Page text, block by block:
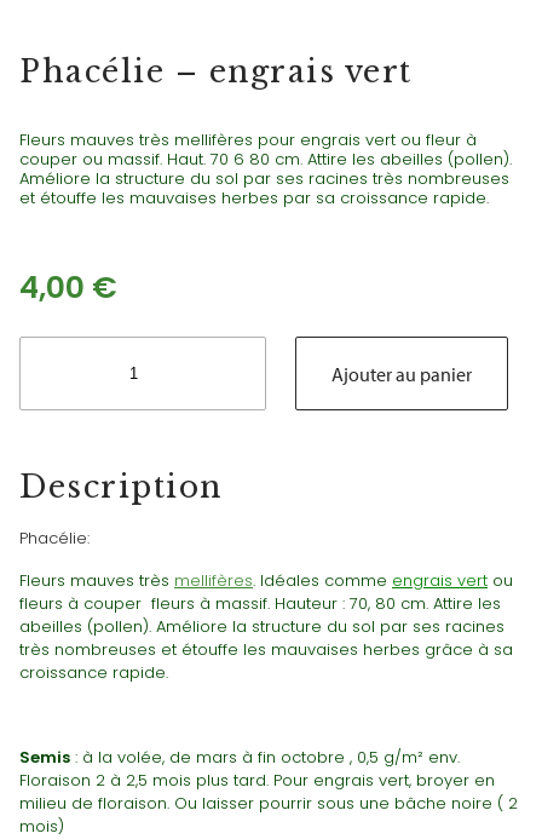
Phacélie – engrais vert
Fleurs mauves très mellifères pour engrais vert ou fleur à
couper ou massif. Haut. 70 6 80 cm. Attire les abeilles (pollen).
Améliore la structure du sol par ses racines très nombreuses
et étouffe les mauvaises herbes par sa croissance rapide.
4,00 €
quantité
-
Ajouter au panier
Description
Phacélie:
Fleurs mauves très mellifères. Idéales comme engrais vert ou
fleurs à couper fleurs à massif. Hauteur : 70, 80 cm. Attire les
abeilles (pollen). Améliore la structure du sol par ses racines
très nombreuses et étouffe les mauvaises herbes grâce à sa
croissance rapide.
Semis : à la volée, de mars à fin octobre , 0,5 g/m² env.
Floraison 2 à 2,5 mois plus tard. Pour engrais vert, broyer en
milieu de floraison. Ou laisser pourrir sous une bâche noire ( 2
mois)